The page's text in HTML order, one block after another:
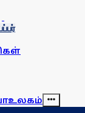
உலகம்